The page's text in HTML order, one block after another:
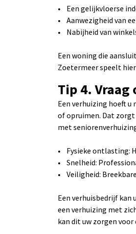
• Een gelijkvloerse
• Aanwezigheid van
• Nabijheid van
Een woning die
Zoetermeer speelt
Tip 4. Vraag
Een verhuizing hoeft
of opruimen. Dat zorgt
met
• Fysieke ontlasting:
• Snelheid:
• Veiligheid:
Een verhuisbedrijf kan
een verhuizing met
kan dit uw zorgen